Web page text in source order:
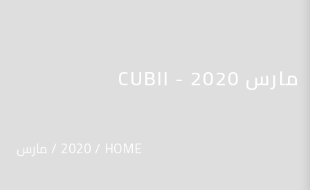
مارس 2020 - CUBII
HOME
2020 مارس